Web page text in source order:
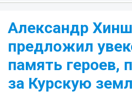
Александр
предложил
память героев,
за Курскую